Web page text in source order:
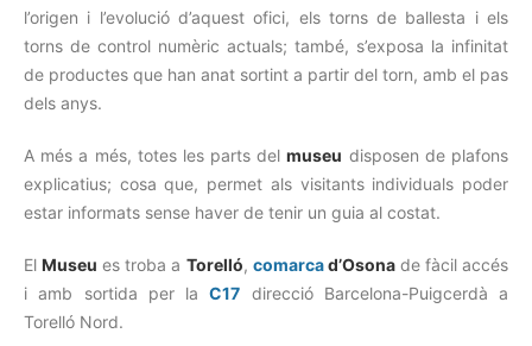
l’origen i l’evolució d’aquest ofici, els torns de ballesta i els
torns de control numèric actuals; també, s’exposa la infinitat
de productes que han anat sortint a partir del torn, amb el pas
dels anys.
A més a més, totes les parts delmuseu disposen de plafons
explicatius; cosa que, permet als visitants individuals poder
estar informats sense haver de tenir un guia al costat.
ElMuseu es troba a Torelló, comarcad’Osonade fàcil accés
i amb sortida per laC17 direcció Barcelona-Puigcerdà a
Torelló Nord.